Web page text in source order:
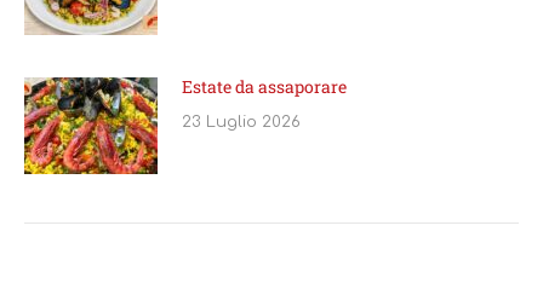
Estate da assaporare
23 Luglio 2026